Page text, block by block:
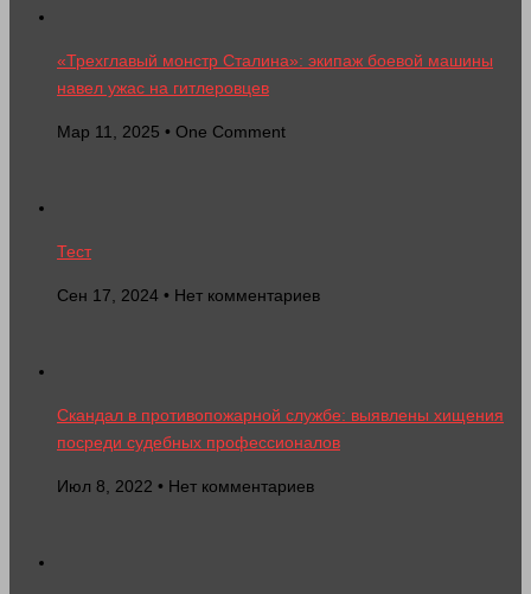
«Трехглавый монстр Сталина»: экипаж боевой машины
навел ужас на гитлеровцев
Мар 11, 2025 • One Comment
Тест
Сен 17, 2024 • Нет комментариев
Скандал в противопожарной службе: выявлены хищения
посреди судебных профессионалов
Июл 8, 2022 • Нет комментариев